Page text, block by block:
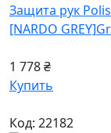
Защита рук
[NARDO GREY]
1 778 ₴
Купить
Код: 22182